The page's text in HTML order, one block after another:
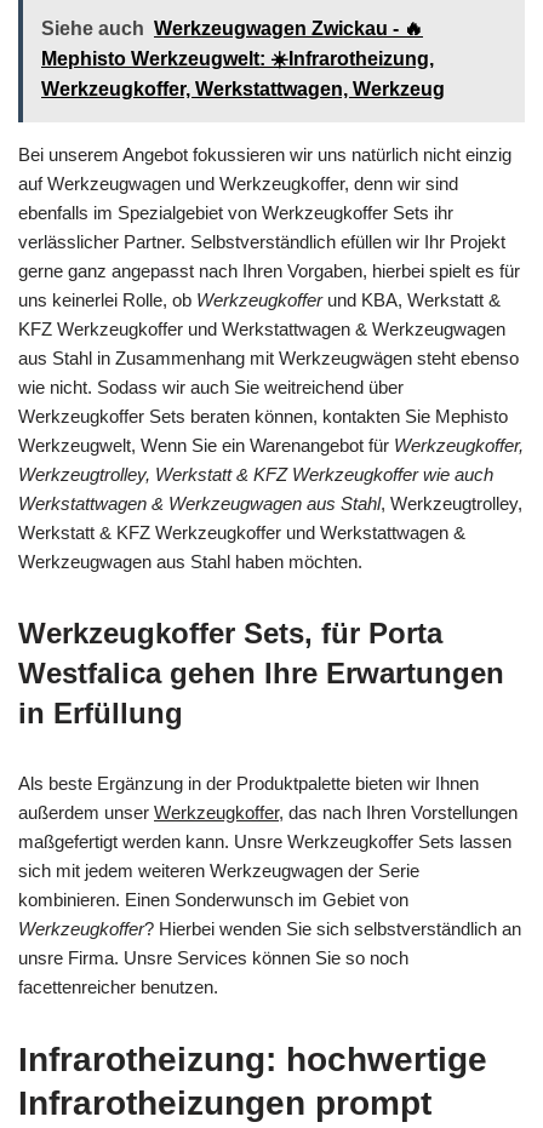
Siehe auch Werkzeugwagen Zwickau - 🔥
Mephisto Werkzeugwelt: ☀️Infrarotheizung,
Werkzeugkoffer, Werkstattwagen, Werkzeug
Bei unserem Angebot fokussieren wir uns natürlich nicht einzig
auf Werkzeugwagen und Werkzeugkoffer, denn wir sind
ebenfalls im Spezialgebiet von Werkzeugkoffer Sets ihr
verlässlicher Partner. Selbstverständlich efüllen wir Ihr Projekt
gerne ganz angepasst nach Ihren Vorgaben, hierbei spielt es für
uns keinerlei Rolle, ob Werkzeugkofferund KBA, Werkstatt &
KFZ Werkzeugkoffer und Werkstattwagen & Werkzeugwagen
aus Stahl in Zusammenhang mit Werkzeugwägen steht ebenso
wie nicht. Sodass wir auch Sie weitreichend über
Werkzeugkoffer Sets beraten können, kontakten Sie Mephisto
Werkzeugwelt, Wenn Sie ein Warenangebot für Werkzeugkoffer,
Werkzeugtrolley, Werkstatt & KFZ Werkzeugkoffer wie auch
Werkstattwagen & Werkzeugwagen aus Stahl, Werkzeugtrolley,
Werkstatt & KFZ Werkzeugkoffer und Werkstattwagen &
Werkzeugwagen aus Stahl haben möchten.
Werkzeugkoffer Sets, für Porta
Westfalica gehen Ihre Erwartungen
in Erfüllung
Als beste Ergänzung in der Produktpalette bieten wir Ihnen
außerdem unser Werkzeugkoffer, das nach Ihren Vorstellungen
maßgefertigt werden kann. Unsre Werkzeugkoffer Sets lassen
sich mit jedem weiteren Werkzeugwagen der Serie
kombinieren. Einen Sonderwunsch im Gebiet von
Werkzeugkoffer? Hierbei wenden Sie sich selbstverständlich an
unsre Firma. Unsre Services können Sie so noch
facettenreicher benutzen.
Infrarotheizung: hochwertige
Infrarotheizungen prompt